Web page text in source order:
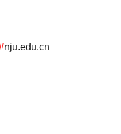
nju.edu.cn